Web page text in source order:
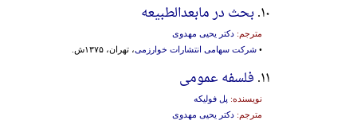
۱۰. بحث در مابعدالطبیعه
مترجم: دکتر یحیی مهدوی
• شرکت سهامی انتشارات خوارزمی، تهران، ۱۳۷۵ش.
۱۱. فلسفه عمومی
نویسنده: پل فولیکه
مترجم: دکتر یحیی مهدوی